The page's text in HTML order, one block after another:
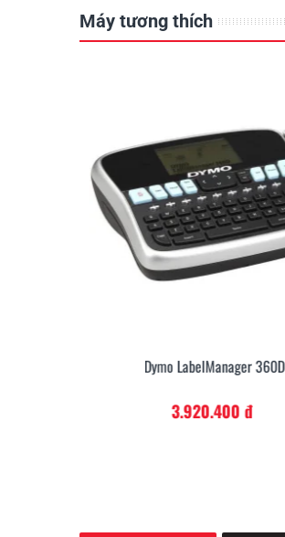
Máy tương thích
Dymo LabelManager 360D
3.920.400 đ